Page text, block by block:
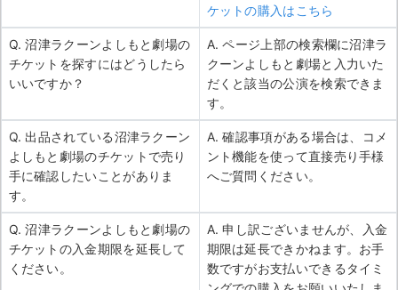
ケットの購入はこちら
Q. 沼津ラクーンよしもと劇場の
チケットを探すにはどうしたら
いいですか？
A. ページ上部の検索欄に沼津ラ
クーンよしもと劇場と入力いた
だくと該当の公演を検索できま
す。
Q. 出品されている沼津ラクーン
よしもと劇場のチケットで売り
手に確認したいことがありま
す。
A. 確認事項がある場合は、コメ
ント機能を使って直接売り手様
へご質問ください。
Q. 沼津ラクーンよしもと劇場の
チケットの入金期限を延長して
ください。
A. 申し訳ございませんが、入金
期限は延長できかねます。お手
数ですがお支払いできるタイミ